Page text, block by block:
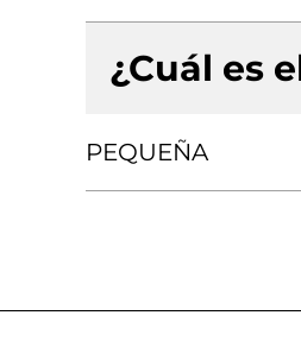
¿Cuál es
PEQUEÑA